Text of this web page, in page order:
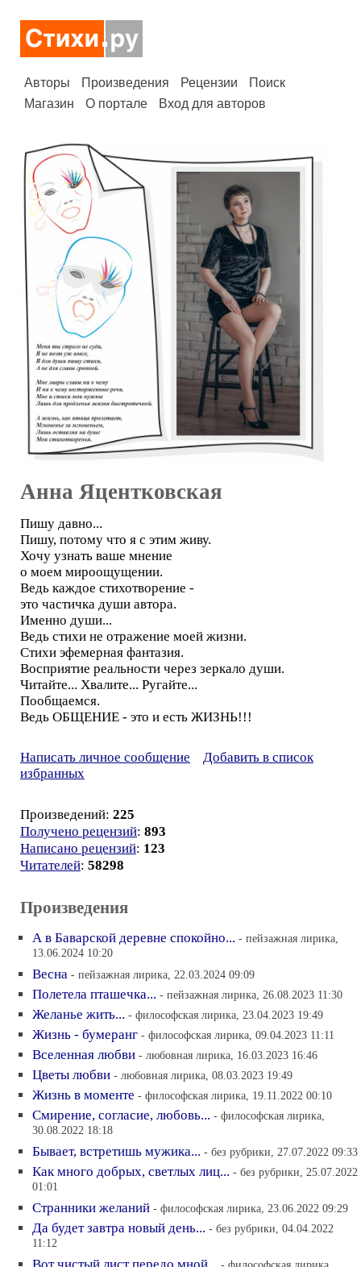
Авторы Произведения Рецензии
Поиск
Магазин
О портале Вход для авторов
Анна Яцентковская
Пишу давно...
Пишу, потому что я с этим живу.
Хочу узнать ваше мнение
о моем мироощущении.
Ведь каждое стихотворение -
это частичка души автора.
Именно души...
Ведь стихи не отражение моей жизни.
Стихи эфемерная фантазия.
Восприятие реальности через зеркало души.
Читайте... Хвалите... Ругайте...
Пообщаемся.
Ведь ОБЩЕНИЕ - это и есть ЖИЗНЬ!!!
Написать личное сообщение
Добавить в список
избранных
Произведений: 225
Получено рецензий: 893
Написано рецензий: 123
Читателей: 58298
Произведения
А в Баварской деревне спокойно... - пейзажная лирика,
13.06.2024 10:20
Весна - пейзажная лирика, 22.03.2024 09:09
Полетела пташечка... - пейзажная лирика, 26.08.2023 11:30
Желанье жить... - философская лирика, 23.04.2023 19:49
Жизнь - бумеранг - философская лирика, 09.04.2023 11:11
Вселенная любви - любовная лирика, 16.03.2023 16:46
Цветы любви - любовная лирика, 08.03.2023 19:49
Жизнь в моменте - философская лирика, 19.11.2022 00:10
Смирение, согласие, любовь... - философская лирика,
30.08.2022 18:18
Бывает, встретишь мужика... - без рубрики, 27.07.2022 09:33
Как много добрых, светлых лиц... - без рубрики, 25.07.2022
01:01
Странники желаний - философская лирика, 23.06.2022 09:29
Да будет завтра новый день... - без рубрики, 04.04.2022
11:12